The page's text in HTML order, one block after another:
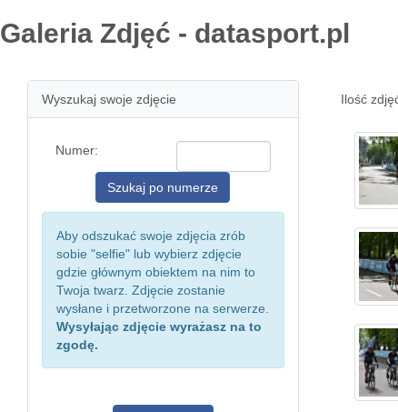
Galeria Zdjęć - datasport.pl
Wyszukaj swoje zdjęcie
Numer:
Aby odszukać swoje zdjęcia zrób
sobie "selfie" lub wybierz zdjęcie
gdzie głównym obiektem na nim to
Twoja twarz. Zdjęcie zostanie
wysłane i przetworzone na serwerze.
Wysyłając zdjęcie wyrażasz na to
zgodę.
Ilość